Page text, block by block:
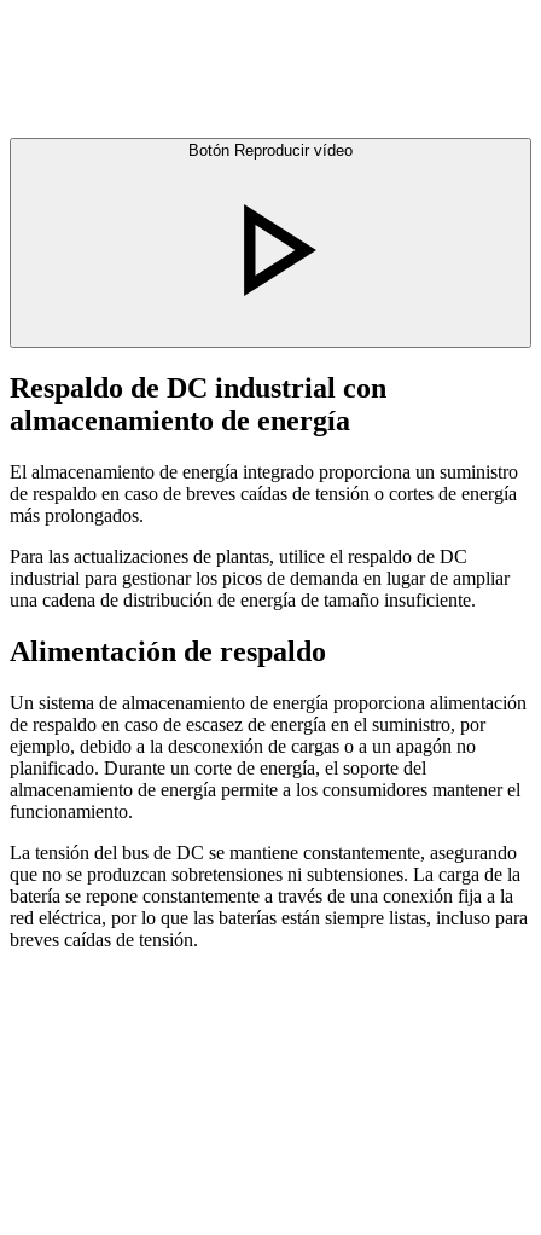
Botón Reproducir vídeo
Respaldo de DC industrial con
almacenamiento de energía
El almacenamiento de energía integrado proporciona un suministro
de respaldo en caso de breves caídas de tensión o cortes de energía
más prolongados.
Para las actualizaciones de plantas, utilice el respaldo de DC
industrial para gestionar los picos de demanda en lugar de ampliar
una cadena de distribución de energía de tamaño insuficiente.
Alimentación de respaldo
Un sistema de almacenamiento de energía proporciona alimentación
de respaldo en caso de escasez de energía en el suministro, por
ejemplo, debido a la desconexión de cargas o a un apagón no
planificado. Durante un corte de energía, el soporte del
almacenamiento de energía permite a los consumidores mantener el
funcionamiento.
La tensión del bus de DC se mantiene constantemente, asegurando
que no se produzcan sobretensiones ni subtensiones. La carga de la
batería se repone constantemente a través de una conexión fija a la
red eléctrica, por lo que las baterías están siempre listas, incluso para
breves caídas de tensión.